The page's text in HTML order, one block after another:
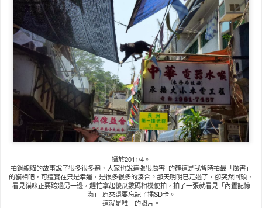
攝於2011/4。
拍鋼線貓的故事說了很多很多遍，大家也說這張很厲害! 的確這是我暫時拍最「厲害」
的貓相吧，可這實在只是幸運，是很多很多的湊合。那天明明已走過了，卻突然回頭，
看見貓咪正要跨過另一邊，趕忙拿起傻瓜數碼相機便拍，拍了一張就看見「內置記憶
滿」-原來還要忘記了插SD卡。
這就是唯一的照片。